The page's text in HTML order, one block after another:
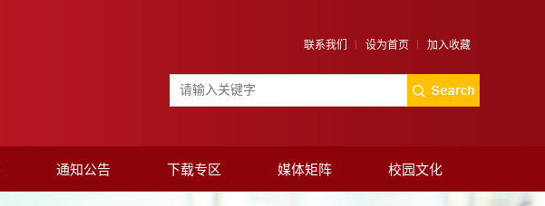
联系我们 设为首页 加入收藏
通知公告 下载专区 媒体矩阵 校园文化